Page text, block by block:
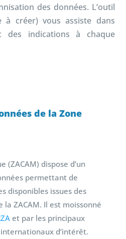
des données. L’outil
à créer) vous assiste dans
des indications à chaque
de la Zone
(ZACAM) dispose d’un
permettant de
disponibles issues des
ZACAM. Il est moissonné
et par les principaux
d’intérêt.